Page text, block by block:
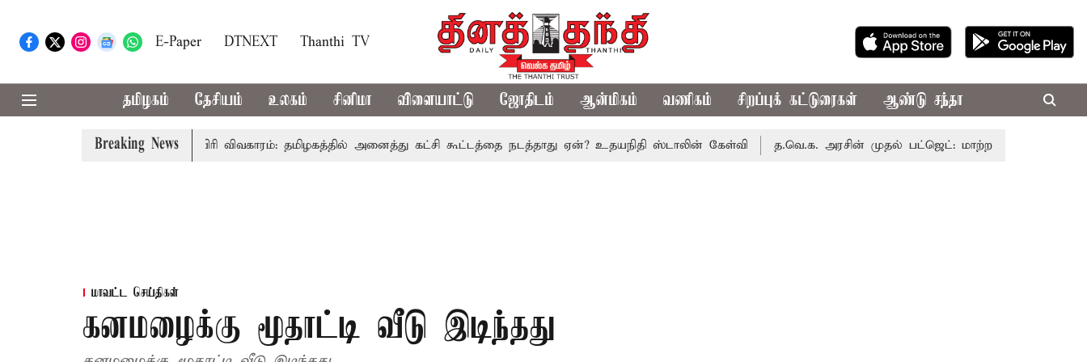
E-Paper DTNEXT Thanthi TV
தமிழகம் தேசியம் உலகம் சினிமா விளையாட்டு ஜோதிடம் ஆன்மிகம் வணிகம் சிறப்புக் கட்டுரைகள் ஆண்டு சந்தா
Breaking News
விஜய் உரை காவிரி விவகாரம்: தமிழகத்தில் அனைத்து கட்சி கூட்டத்தை நடத்தாது ஏன்? உதயநிதி ஸ்டாலின் கேள்வி த.வெ.க. அரசின் முதல் பட்ஜெட்: மாற்றமா?, தடுமாற்றமா?
மாவட்ட செய்திகள்
கனமழைக்கு மூதாட்டி வீடு இடிந்தது